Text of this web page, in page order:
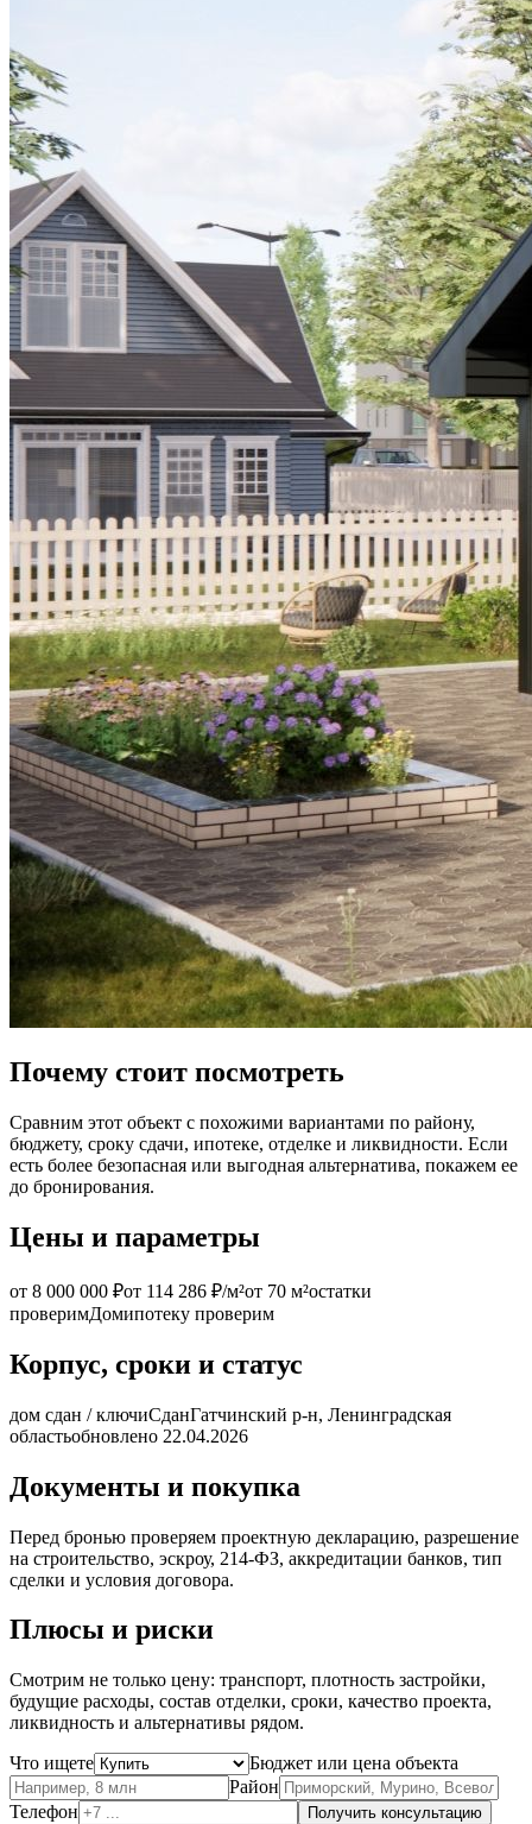
Почему стоит посмотреть
Сравним этот объект с похожими вариантами по району,
бюджету, сроку сдачи, ипотеке, отделке и ликвидности. Если
есть более безопасная или выгодная альтернатива, покажем ее
до бронирования.
Цены и параметры
от 8 000 000 ₽от 114 286 ₽/м²от 70 м²остатки
проверимДомипотеку проверим
Корпус, сроки и статус
дом сдан / ключиСданГатчинский р-н, Ленинградская
областьобновлено 22.04.2026
Документы и покупка
Перед бронью проверяем проектную декларацию, разрешение
на строительство, эскроу, 214-ФЗ, аккредитации банков, тип
сделки и условия договора.
Плюсы и риски
Смотрим не только цену: транспорт, плотность застройки,
будущие расходы, состав отделки, сроки, качество проекта,
ликвидность и альтернативы рядом.
Что ищете
Бюджет или цена объекта
Район
Телефон
Получить консультацию